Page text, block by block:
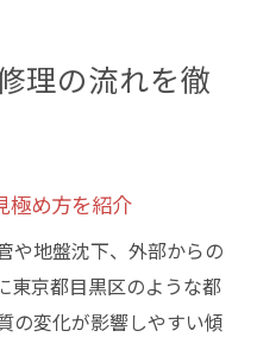
理の流れを徹
極め方を紹介
や地盤沈下、外部からの
東京都目黒区のような都
の変化が影響しやすい傾